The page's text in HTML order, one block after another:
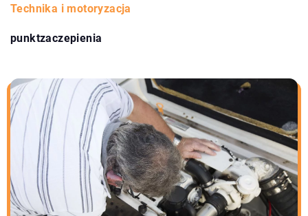
Technika i motoryzacja
punktzaczepienia